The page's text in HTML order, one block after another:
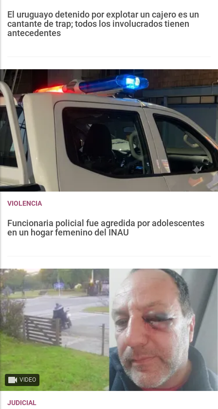
El uruguayo detenido por explotar un cajero es un
cantante de trap; todos los involucrados tienen
antecedentes
VIOLENCIA
Funcionaria policial fue agredida por adolescentes
en un hogar femenino del INAU
VIDEO
JUDICIAL